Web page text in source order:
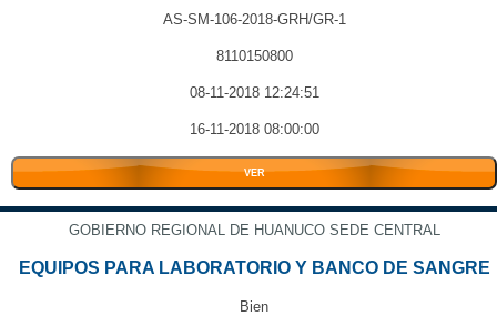
AS-SM-106-2018-GRH/GR-1
8110150800
08-11-2018 12:24:51
16-11-2018 08:00:00
VER
GOBIERNO REGIONAL DE HUANUCO SEDE CENTRAL
EQUIPOS PARA LABORATORIO Y BANCO DE SANGRE
Bien